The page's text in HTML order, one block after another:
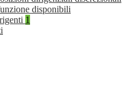
disponibili
1